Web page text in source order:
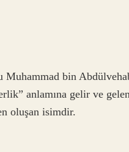
bin
anlamına gelir ve
oluşan isimdir.